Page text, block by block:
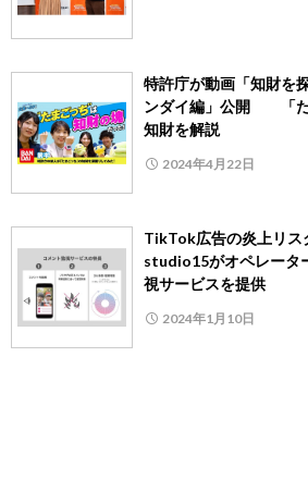
特許庁が動画「知財を
ンダイ編」公開 「た
知財を解説
2024年4月22日
TikTok広告の炎上リ
studio15がオペレータ
視サービスを提供
2024年1月10日